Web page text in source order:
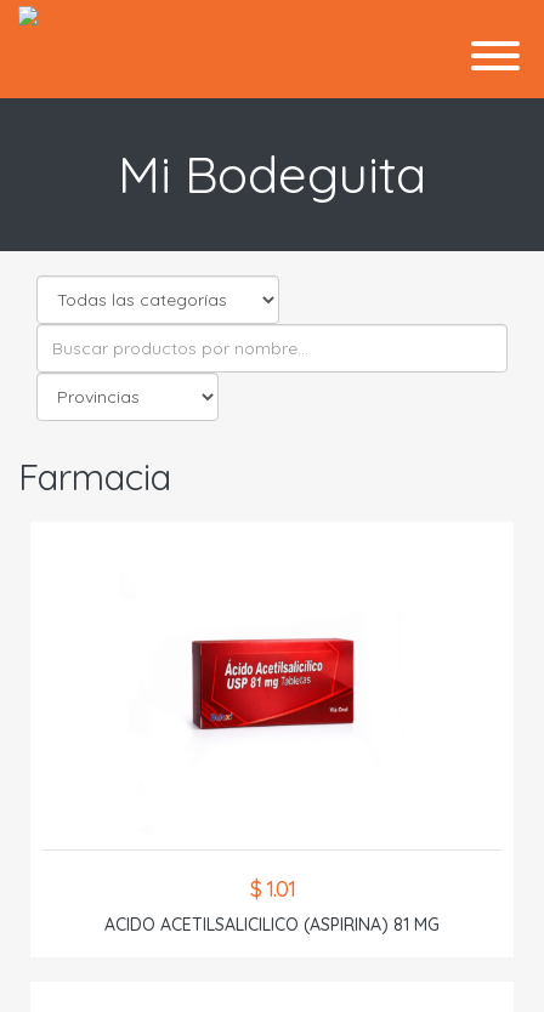
Mi Bodeguita
Farmacia
$ 1.01
ACIDO ACETILSALICILICO (ASPIRINA) 81 MG